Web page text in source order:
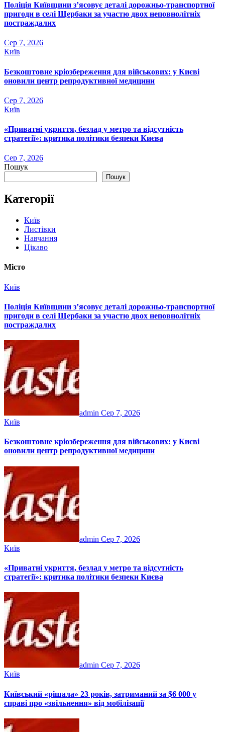
Поліція Київщини з’ясовує деталі дорожньо-транспортної
пригоди в селі Щербаки за участю двох неповнолітніх
постраждалих
Сер 7, 2026
Київ
Безкоштовне кріозбереження для військових: у Києві
оновили центр репродуктивної медицини
Сер 7, 2026
Київ
«Приватні укриття, безлад у метро та відсутність
стратегії»: критика політики безпеки Києва
Сер 7, 2026
Пошук
Пошук
Категорії
Київ
Листівки
Навчання
Цікаво
Місто
Київ
Поліція Київщини з’ясовує деталі дорожньо-транспортної
пригоди в селі Щербаки за участю двох неповнолітніх
постраждалих
admin Сер 7, 2026
Київ
Безкоштовне кріозбереження для військових: у Києві
оновили центр репродуктивної медицини
admin Сер 7, 2026
Київ
«Приватні укриття, безлад у метро та відсутність
стратегії»: критика політики безпеки Києва
admin Сер 7, 2026
Київ
Київський «рішала» 23 років, затриманий за $6 000 у
справі про «звільнення» від мобілізації